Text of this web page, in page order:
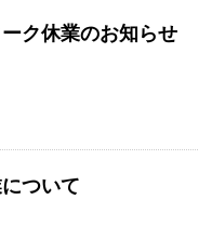
ク休業のお知らせ
ついて